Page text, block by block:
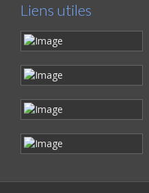
Liens utiles